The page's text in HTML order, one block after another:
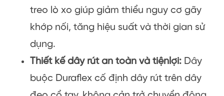
treo lò xo giúp giảm thiểu nguy cơ gãy
khớp nối, tăng hiệu suất và thời gian sử
dụng.
Thiết kế dây rút an toàn và tiệnlợi: Dây
buộc Duraflex cố định dây rút trên dây